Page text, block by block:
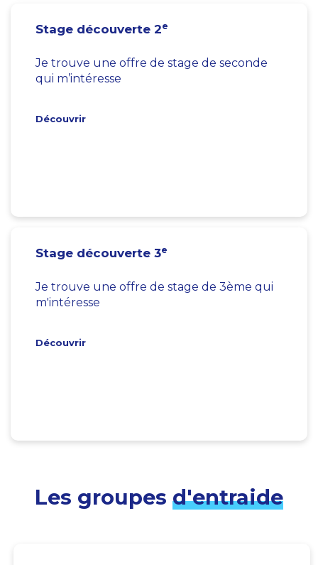
Stage découverte 2e
Je trouve une offre de stage de seconde
qui m’intéresse
Découvrir
Stage découverte 3e
Je trouve une offre de stage de 3ème qui
m'intéresse
Découvrir
Les groupes d'entraide